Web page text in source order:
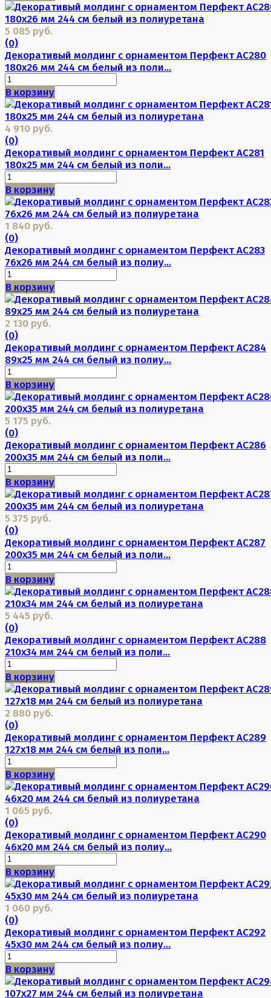
5 085 руб.
(0)
Декоративый молдинг с орнаментом Перфект AC280
180х26 мм 244 см белый из поли...
В корзину
4 910 руб.
(0)
Декоративый молдинг с орнаментом Перфект AC281
180х25 мм 244 см белый из поли...
В корзину
1 840 руб.
(0)
Декоративый молдинг с орнаментом Перфект AC283
76х26 мм 244 см белый из полиу...
В корзину
2 130 руб.
(0)
Декоративый молдинг с орнаментом Перфект AC284
89х25 мм 244 см белый из полиу...
В корзину
5 175 руб.
(0)
Декоративый молдинг с орнаментом Перфект AC286
200х35 мм 244 см белый из поли...
В корзину
5 375 руб.
(0)
Декоративый молдинг с орнаментом Перфект AC287
200х35 мм 244 см белый из поли...
В корзину
5 445 руб.
(0)
Декоративый молдинг с орнаментом Перфект AC288
210х34 мм 244 см белый из поли...
В корзину
2 880 руб.
(0)
Декоративый молдинг с орнаментом Перфект AC289
127х18 мм 244 см белый из поли...
В корзину
1 065 руб.
(0)
Декоративый молдинг с орнаментом Перфект AC290
46х20 мм 244 см белый из полиу...
В корзину
1 060 руб.
(0)
Декоративый молдинг с орнаментом Перфект AC292
45х30 мм 244 см белый из полиу...
В корзину